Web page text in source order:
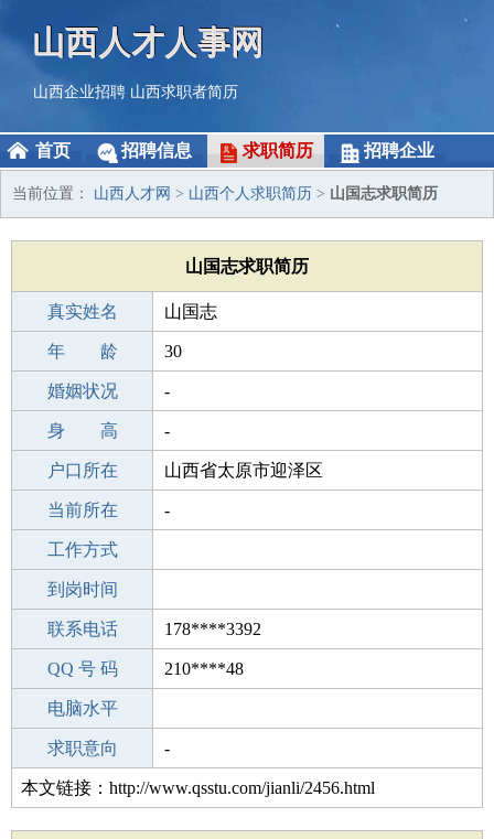
山西人才人事网
山西企业招聘 山西求职者简历
首页 招聘信息 求职简历 招聘企业
当前位置： 山西人才网 > 山西个人求职简历 > 山国志求职简历
山国志求职简历
真实姓名 山国志
性 别 男
年 龄 30
出生年月 1996-03-20
婚姻状况 -
学 历 高中
身 高 -
毕业学校 高中
户口所在 山西省太原市迎泽区
所学专业 -
当前所在 -
工作经验
工作方式
驾 照
到岗时间
期望月薪
联系电话 178****3392
手机号码 178****3392
QQ 号 码 210****48
微信号码
电脑水平
外语水平
求职意向 -
本文链接：http://www.qsstu.com/jianli/2456.html